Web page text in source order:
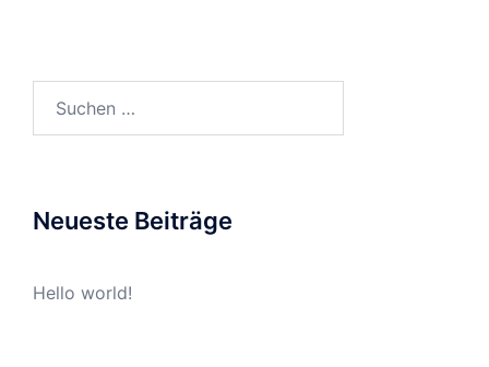
Neueste Beiträge
Hello world!